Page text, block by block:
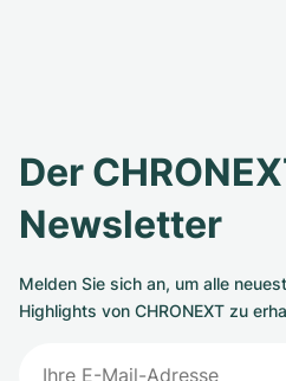
Der
Newsletter
Melden Sie sich an, um alle
Highlights von CHRONEXT zu